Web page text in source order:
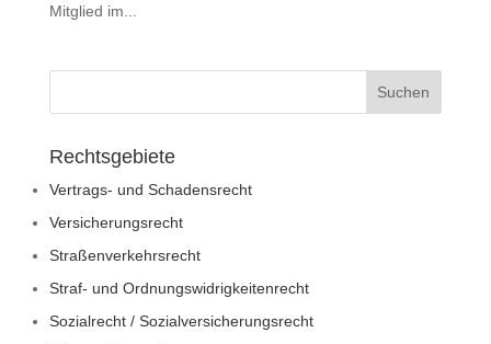
Mitglied im...
Rechtsgebiete
Vertrags- und Schadensrecht
Versicherungsrecht
Straßenverkehrsrecht
Straf- und Ordnungswidrigkeitenrecht
Sozialrecht / Sozialversicherungsrecht